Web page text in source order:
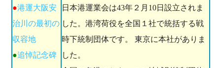
●港運大阪安
治川の最初の
収容地
●追悼記念碑
日本港運業会は43年２月10日設立されま
した。港湾荷役を全国１社で統括する戦
時下統制団体です。 東京に本社がありま
した。